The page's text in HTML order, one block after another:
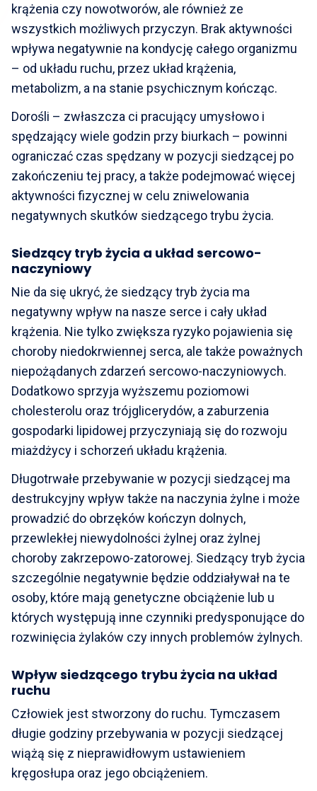
krążenia czy nowotworów, ale również ze
wszystkich możliwych przyczyn. Brak aktywności
wpływa negatywnie na kondycję całego organizmu
– od układu ruchu, przez układ krążenia,
metabolizm, a na stanie psychicznym kończąc.
Dorośli – zwłaszcza ci pracujący umysłowo i
spędzający wiele godzin przy biurkach – powinni
ograniczać czas spędzany w pozycji siedzącej po
zakończeniu tej pracy, a także podejmować więcej
aktywności fizycznej w celu zniwelowania
negatywnych skutków siedzącego trybu życia.
Siedzący tryb życia a układ sercowo-
naczyniowy
Nie da się ukryć, że siedzący tryb życia ma
negatywny wpływ na nasze serce i cały układ
krążenia. Nie tylko zwiększa ryzyko pojawienia się
choroby niedokrwiennej serca, ale także poważnych
niepożądanych zdarzeń sercowo-naczyniowych.
Dodatkowo sprzyja wyższemu poziomowi
cholesterolu oraz trójglicerydów, a zaburzenia
gospodarki lipidowej przyczyniają się do rozwoju
miażdżycy i schorzeń układu krążenia.
Długotrwałe przebywanie w pozycji siedzącej ma
destrukcyjny wpływ także na naczynia żylne i może
prowadzić do obrzęków kończyn dolnych,
przewlekłej niewydolności żylnej oraz żylnej
choroby zakrzepowo-zatorowej. Siedzący tryb życia
szczególnie negatywnie będzie oddziaływał na te
osoby, które mają genetyczne obciążenie lub u
których występują inne czynniki predysponujące do
rozwinięcia żylaków czy innych problemów żylnych.
Wpływ siedzącego trybu życia na układ
ruchu
Człowiek jest stworzony do ruchu. Tymczasem
długie godziny przebywania w pozycji siedzącej
wiążą się z nieprawidłowym ustawieniem
kręgosłupa oraz jego obciążeniem.